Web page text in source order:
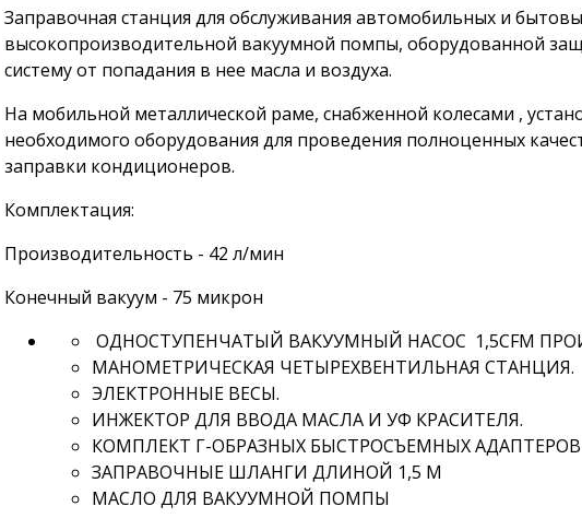
Заправочная станция для обслуживания автомобильных и
высокопроизводительной вакуумной помпы, оборудованной
систему от попадания в нее масла и воздуха.
На мобильной металлической раме, снабженной колесами ,
необходимого оборудования для проведения полноценных
заправки кондиционеров.
Комплектация:
Производительность - 42 л/мин
Конечный вакуум - 75 микрон
ОДНОСТУПЕНЧАТЫЙ ВАКУУМНЫЙ НАСОС 1,5CFM
МАНОМЕТРИЧЕСКАЯ ЧЕТЫРЕХВЕНТИЛЬНАЯ СТАНЦИЯ.
ЭЛЕКТРОННЫЕ ВЕСЫ.
ИНЖЕКТОР ДЛЯ ВВОДА МАСЛА И УФ КРАСИТЕЛЯ.
КОМПЛЕКТ Г-ОБРАЗНЫХ БЫСТРОСЪЕМНЫХ
ЗАПРАВОЧНЫЕ ШЛАНГИ ДЛИНОЙ 1,5 М
МАСЛО ДЛЯ ВАКУУМНОЙ ПОМПЫ